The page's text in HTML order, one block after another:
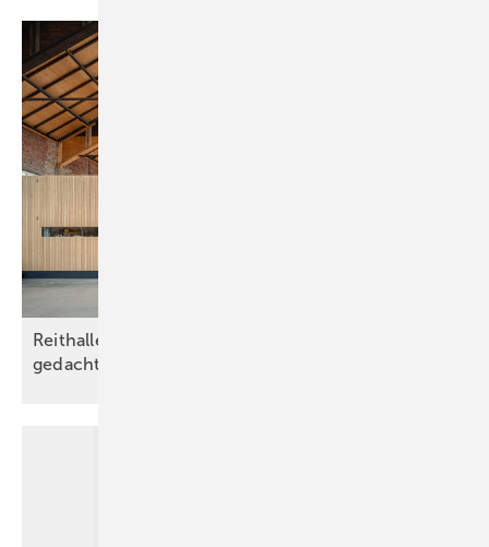
Reithalle Achern: Denkmalschutz anders
gedacht